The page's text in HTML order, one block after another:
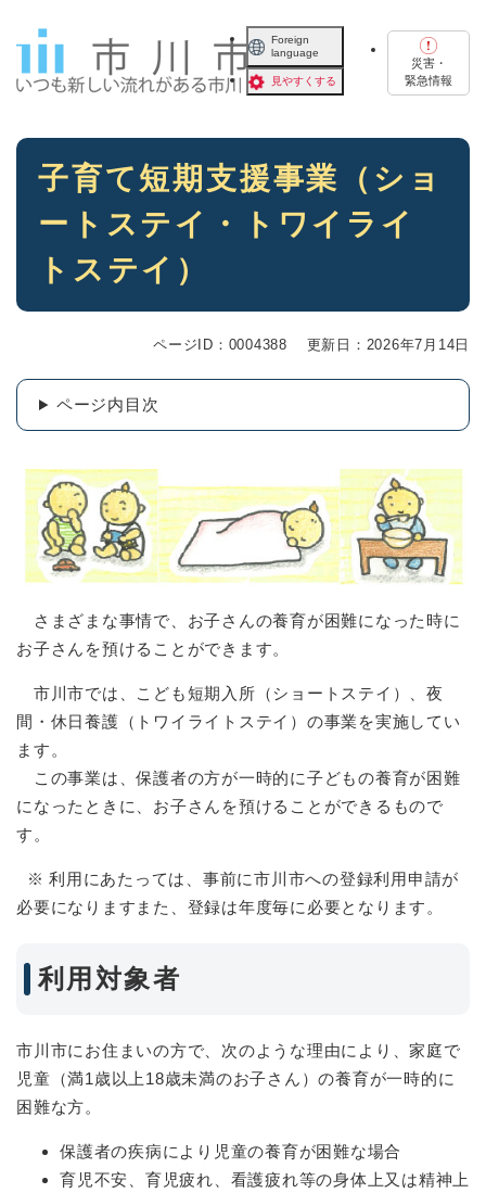
Foreign
language
見やすくする
災害・
緊急情報
本
子育て短期支援事業（ショ
ートステイ・トワイライ
トステイ）
ページID：0004388 更新日：2026年7月14日
ページ内目次
さまざまな事情で、お子さんの養育が困難になった時に
お子さんを預けることができます。
市川市では、こども短期入所（ショートステイ）、夜
間・休日養護（トワイライトステイ）の事業を実施してい
ます。
この事業は、保護者の方が一時的に子どもの養育が困難
になったときに、お子さんを預けることができるもので
す。
※ 利用にあたっては、事前に市川市への登録利用申請が
必要になりますまた、登録は年度毎に必要となります。
利用対象者
市川市にお住まいの方で、次のような理由により、家庭で
児童（満1歳以上18歳未満のお子さん）の養育が一時的に
困難な方。
保護者の疾病により児童の養育が困難な場合
育児不安、育児疲れ、看護疲れ等の身体上又は精神上